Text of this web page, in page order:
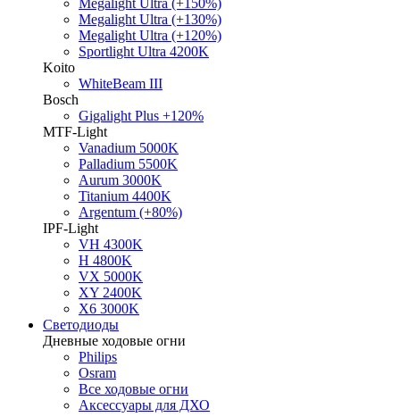
Megalight Ultra (+150%)
Megalight Ultra (+130%)
Megalight Ultra (+120%)
Sportlight Ultra 4200K
Koito
WhiteBeam III
Bosch
Gigalight Plus +120%
MTF-Light
Vanadium 5000K
Palladium 5500K
Aurum 3000K
Titanium 4400K
Argentum (+80%)
IPF-Light
VH 4300K
H 4800K
VX 5000K
XY 2400K
X6 3000K
Светодиоды
Дневные ходовые огни
Philips
Osram
Все ходовые огни
Аксессуары для ДХО